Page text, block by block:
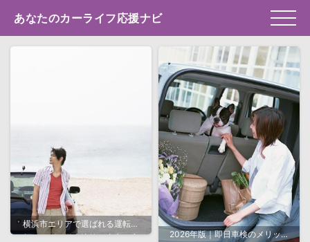
あなたのカーライフ応援ナビ
横浜市エリアで選ばれる運転代
行サービス徹底比較！安心・安
2026年版｜即日車検のメリット